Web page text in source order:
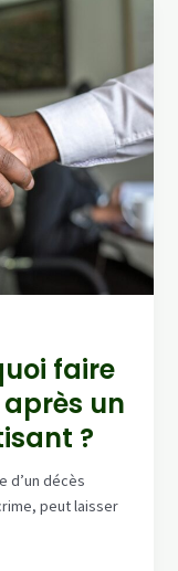
faire
un
?
d’un décès
peut laisser